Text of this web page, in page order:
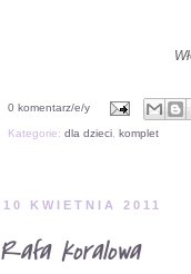
0 komentarz/e/y
Kategorie: dla dzieci komplet
10 KWIETNIA 2011
Rafa koralowa